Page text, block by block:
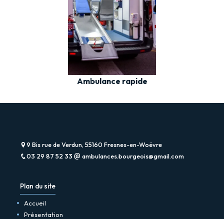
Ambulance rapide
9 Bis rue de Verdun, 55160 Fresnes-en-Woëvre
03 29 87 52 33
ambulances.bourgeois@gmail.com
Plan du site
Accueil
Présentation